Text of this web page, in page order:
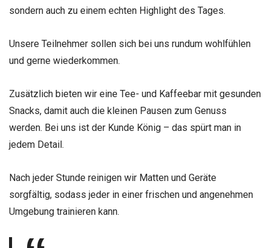
sondern auch zu einem echten Highlight des Tages.
Unsere Teilnehmer sollen sich bei uns rundum wohlfühlen
und gerne wiederkommen.
Zusätzlich bieten wir eine Tee- und Kaffeebar mit gesunden
Snacks, damit auch die kleinen Pausen zum Genuss
werden. Bei uns ist der Kunde König – das spürt man in
jedem Detail.
Nach jeder Stunde reinigen wir Matten und Geräte
sorgfältig, sodass jeder in einer frischen und angenehmen
Umgebung trainieren kann.